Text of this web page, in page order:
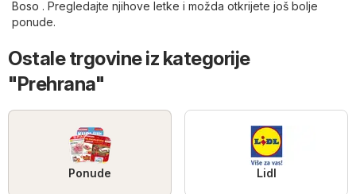
Boso . Pregledajte njihove letke i možda otkrijete još bolje
ponude.
Ostale trgovine iz kategorije
"Prehrana"
Ponude Lidl